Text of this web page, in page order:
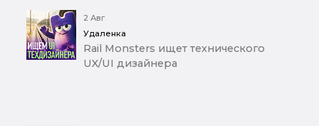
2 Авг
Удаленка
Rail Monsters ищет технического
UX/UI дизайнера